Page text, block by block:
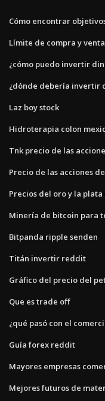
Cómo encontrar
Límite de compra y
¿cómo puedo invertir
¿dónde debería invertir
Laz boy stock
Hidroterapia colon
Tnk precio de las
Precio de las acciones
Precios del oro y la plata
Minería de bitcoin para
Bitpanda ripple senden
Titán invertir reddit
Gráfico del precio del
Que es trade off
¿qué pasó con el
Guía forex reddit
Mayores empresas
Mejores futuros de